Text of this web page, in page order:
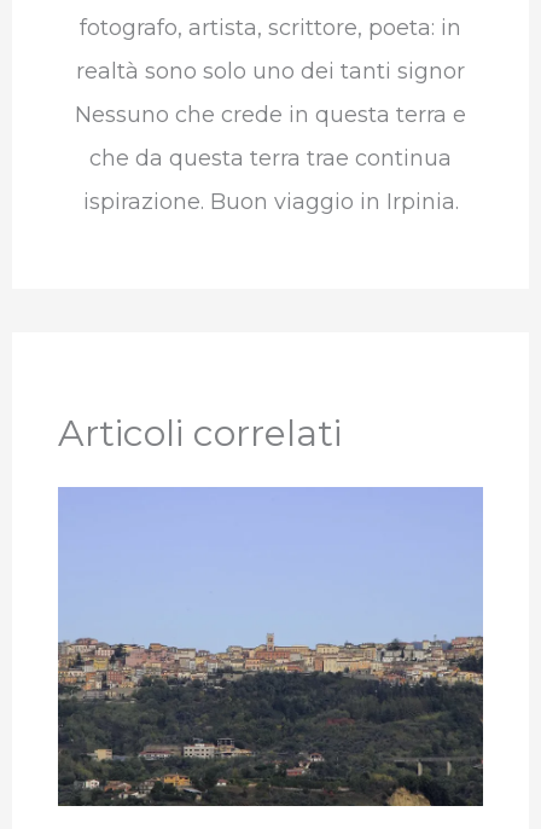
fotografo, artista, scrittore, poeta: in
realtà sono solo uno dei tanti signor
Nessuno che crede in questa terra e
che da questa terra trae continua
ispirazione. Buon viaggio in Irpinia.
Articoli correlati